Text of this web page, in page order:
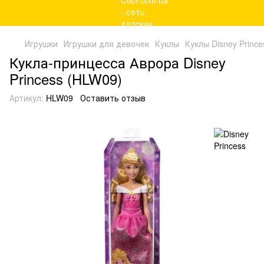
Игрушки Игрушки для девочек Куклы Куклы Disney
Кукла-принцесса Аврора Disney
Princess (HLW09)
Артикул: HLW09 Оставить отзыв